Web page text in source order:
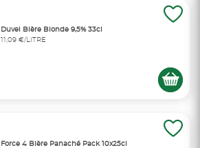
Duvel Bière Blonde 9,5% 33cl
11,09 €/LITRE
Force 4 Bière Panaché Pack 10x25cl